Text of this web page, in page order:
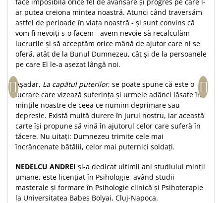
Teologie
A doua venire
Apologetica
Dogmatica
Istoria Bisericii
Misiune
Viata crestina
Contemporaneitate
Devotional
Diverse
Lupta Spirituala
Slujire
Suferinta
Viata din belsug
ar putea creiona mintea noastră. Atunci când traversăm
astfel de perioade în viața noastră - și sunt convins că
vom fi nevoiți s-o facem - avem nevoie să recalculăm
lucrurile și să acceptăm orice mână de ajutor care ni se
oferă, atât de la Bunul Dumnezeu, cât și de la persoanele
pe care El le-a așezat lângă noi.
Așadar, La capătul puterilor, se poate spune că este o
lucrare care vizează suferința și urmele adânci lăsate în
mințile noastre de ceea ce numim deprimare sau
depresie. Există multă durere în jurul nostru, iar această
carte își propune să vină în ajutorul celor care suferă în
tăcere. Nu uitați: Dumnezeu trimite cele mai
încrâncenate bătălii, celor mai puternici soldați.
NEDELCU ANDREI și-a dedicat ultimii ani studiului minții
umane, este licențiat în Psihologie, având studii
masterale și formare în Psihologie clinică și Psihoterapie
la Universitatea Babes Bolyai, Cluj-Napoca.